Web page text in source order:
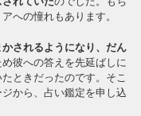
への憧れもあります。
されるようになり、だん
彼への答えを先延ばしに
ときだったのです。そこ
から、占い鑑定を申し込